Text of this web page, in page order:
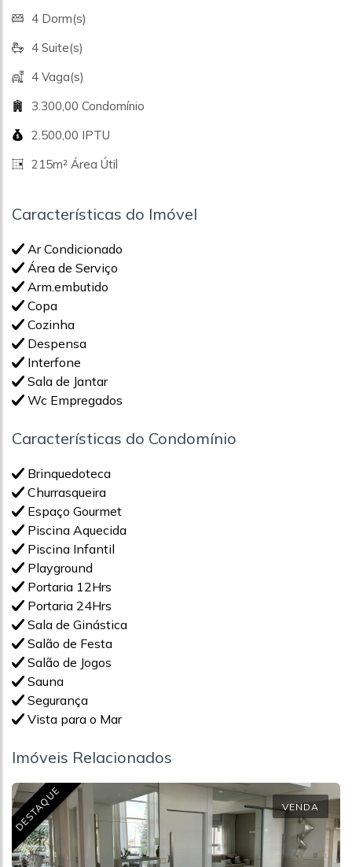
4 Dorm(s)
4 Suite(s)
4 Vaga(s)
3.300,00 Condomínio
2.500,00 IPTU
215m² Área Útil
Características do Imóvel
Ar Condicionado
Área de Serviço
Arm.embutido
Copa
Cozinha
Despensa
Interfone
Sala de Jantar
Wc Empregados
Características do Condomínio
Brinquedoteca
Churrasqueira
Espaço Gourmet
Piscina Aquecida
Piscina Infantil
Playground
Portaria 12Hrs
Portaria 24Hrs
Sala de Ginástica
Salão de Festa
Salão de Jogos
Sauna
Segurança
Vista para o Mar
Imóveis Relacionados
DESTAQUE VENDA